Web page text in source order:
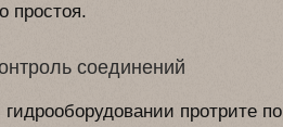
простоя.
соединений
протрите